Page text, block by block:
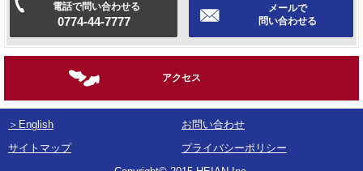
電話で問い合わせる
0774-44-7777
メールで
問い合わせる
アクセス
＞English
お問い合わせ
サイトマップ
プライバシーポリシー